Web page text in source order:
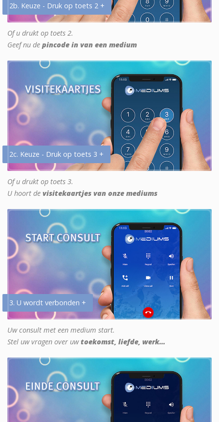
2b. Keuze - Druk op toets 2 +
Of u drukt op toets 2.
Geef nu de pincode in van een medium
2c. Keuze - Druk op toets 3 +
Of u drukt op toets 3.
U hoort de visitekaartjes van onze mediums
3. U wordt verbonden +
Uw consult met een medium start.
Stel uw vragen over uwtoekomst, liefde, werk...